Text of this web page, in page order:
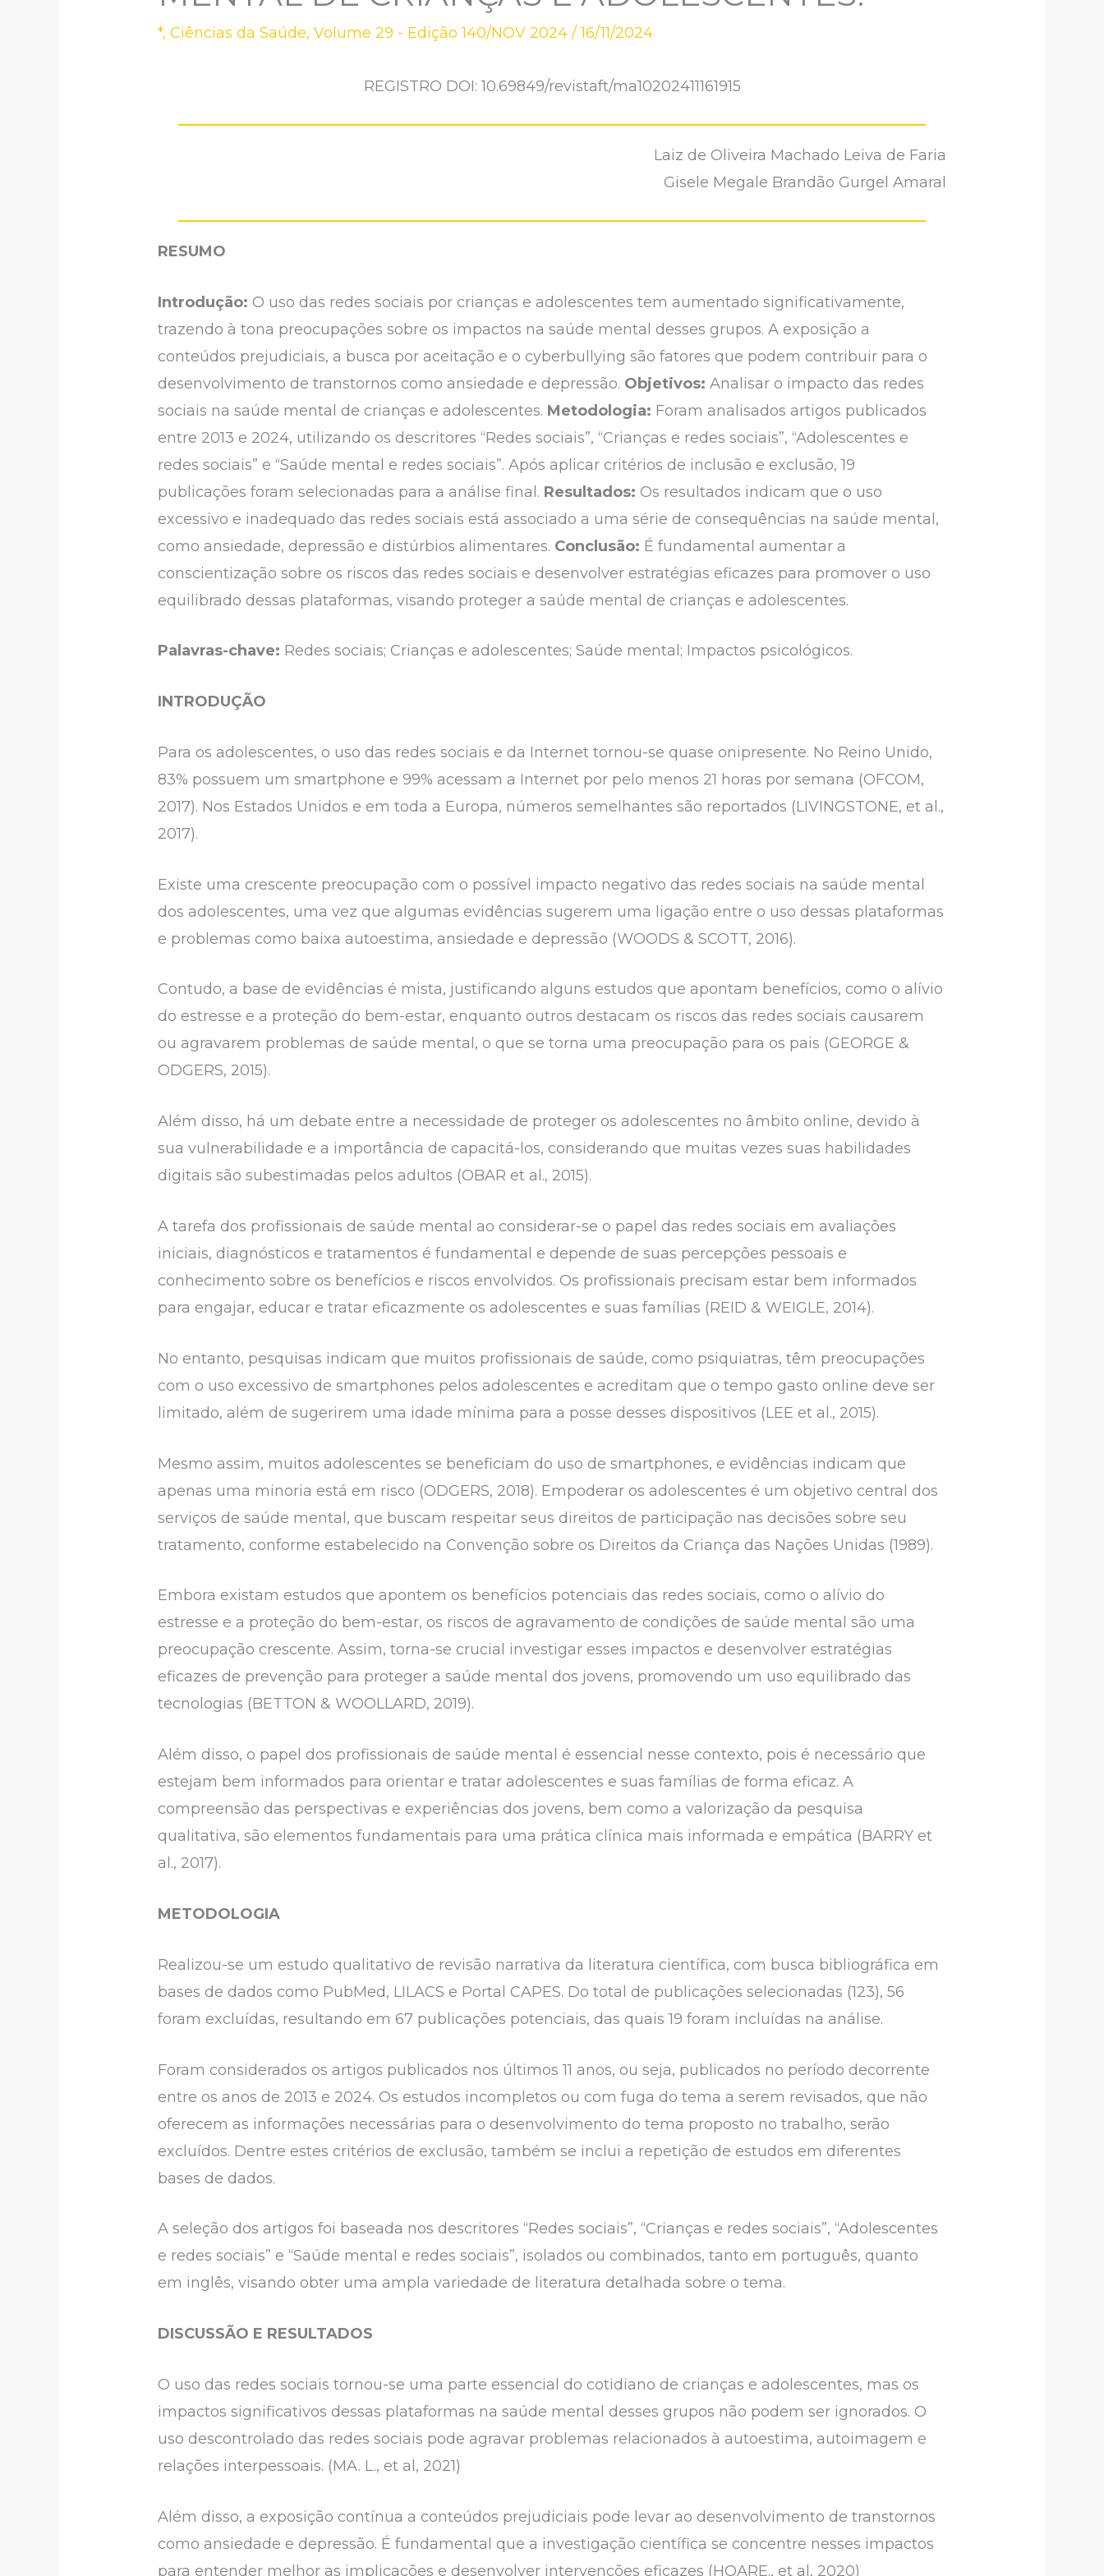
*,Ciências da Saúde,Volume 29 - Edição 140/NOV 2024 /16/11/2024
REGISTRO DOI: 10.69849/revistaft/ma10202411161915
Laiz de Oliveira Machado Leiva de Faria
Gisele Megale Brandão Gurgel Amaral
RESUMO
Introdução:O uso das redes sociais por crianças e adolescentes tem aumentado significativamente,
trazendo à tona preocupações sobre os impactos na saúde mental desses grupos. A exposição a
conteúdos prejudiciais, a busca por aceitação e o cyberbullying são fatores que podem contribuir para o
desenvolvimento de transtornos como ansiedade e depressão. Objetivos:Analisar o impacto das redes
sociais na saúde mental de crianças e adolescentes. Metodologia: Foram analisados artigos publicados
entre 2013 e 2024, utilizando os descritores “Redes sociais”, “Crianças e redes sociais”, “Adolescentes e
redes sociais” e “Saúde mental e redes sociais”. Após aplicar critérios de inclusão e exclusão, 19
publicações foram selecionadas para a análise final. Resultados:Os resultados indicam que o uso
excessivo e inadequado das redes sociais está associado a uma série de consequências na saúde mental,
como ansiedade, depressão e distúrbios alimentares. Conclusão: É fundamental aumentar a
conscientização sobre os riscos das redes sociais e desenvolver estratégias eficazes para promover o uso
equilibrado dessas plataformas, visando proteger a saúde mental de crianças e adolescentes.
Palavras-chave: Redes sociais; Crianças e adolescentes; Saúde mental; Impactos psicológicos.
INTRODUÇÃO
Para os adolescentes, o uso das redes sociais e da Internet tornou-se quase onipresente. No Reino Unido,
83% possuem um smartphone e 99% acessam a Internet por pelo menos 21 horas por semana (OFCOM,
2017). Nos Estados Unidos e em toda a Europa, números semelhantes são reportados (LIVINGSTONE, et al.,
2017).
Existe uma crescente preocupação com o possível impacto negativo das redes sociais na saúde mental
dos adolescentes, uma vez que algumas evidências sugerem uma ligação entre o uso dessas plataformas
e problemas como baixa autoestima, ansiedade e depressão (WOODS & SCOTT, 2016).
Contudo, a base de evidências é mista, justificando alguns estudos que apontam benefícios, como o alívio
do estresse e a proteção do bem-estar, enquanto outros destacam os riscos das redes sociais causarem
ou agravarem problemas de saúde mental, o que se torna uma preocupação para os pais (GEORGE &
ODGERS, 2015).
Além disso, há um debate entre a necessidade de proteger os adolescentes no âmbito online, devido à
sua vulnerabilidade e a importância de capacitá-los, considerando que muitas vezes suas habilidades
digitais são subestimadas pelos adultos (OBAR et al., 2015).
A tarefa dos profissionais de saúde mental ao considerar-se o papel das redes sociais em avaliações
iniciais, diagnósticos e tratamentos é fundamental e depende de suas percepções pessoais e
conhecimento sobre os benefícios e riscos envolvidos. Os profissionais precisam estar bem informados
para engajar, educar e tratar eficazmente os adolescentes e suas famílias (REID & WEIGLE, 2014).
No entanto, pesquisas indicam que muitos profissionais de saúde, como psiquiatras, têm preocupações
com o uso excessivo de smartphones pelos adolescentes e acreditam que o tempo gasto online deve ser
limitado, além de sugerirem uma idade mínima para a posse desses dispositivos (LEE et al., 2015).
Mesmo assim, muitos adolescentes se beneficiam do uso de smartphones, e evidências indicam que
apenas uma minoria está em risco (ODGERS, 2018). Empoderar os adolescentes é um objetivo central dos
serviços de saúde mental, que buscam respeitar seus direitos de participação nas decisões sobre seu
tratamento, conforme estabelecido na Convenção sobre os Direitos da Criança das Nações Unidas (1989).
Embora existam estudos que apontem os benefícios potenciais das redes sociais, como o alívio do
estresse e a proteção do bem-estar, os riscos de agravamento de condições de saúde mental são uma
preocupação crescente. Assim, torna-se crucial investigar esses impactos e desenvolver estratégias
eficazes de prevenção para proteger a saúde mental dos jovens, promovendo um uso equilibrado das
tecnologias (BETTON & WOOLLARD, 2019).
Além disso, o papel dos profissionais de saúde mental é essencial nesse contexto, pois é necessário que
estejam bem informados para orientar e tratar adolescentes e suas famílias de forma eficaz. A
compreensão das perspectivas e experiências dos jovens, bem como a valorização da pesquisa
qualitativa, são elementos fundamentais para uma prática clínica mais informada e empática (BARRY et
al., 2017).
METODOLOGIA
Realizou-se um estudo qualitativo de revisão narrativa da literatura científica, com busca bibliográfica em
bases de dados como PubMed, LILACS e Portal CAPES. Do total de publicações selecionadas (123), 56
foram excluídas, resultando em 67 publicações potenciais, das quais 19 foram incluídas na análise.
Foram considerados os artigos publicados nos últimos 11 anos, ou seja, publicados no período decorrente
entre os anos de 2013 e 2024. Os estudos incompletos ou com fuga do tema a serem revisados, que não
oferecem as informações necessárias para o desenvolvimento do tema proposto no trabalho, serão
excluídos. Dentre estes critérios de exclusão, também se inclui a repetição de estudos em diferentes
bases de dados.
A seleção dos artigos foi baseada nos descritores “Redes sociais”, “Crianças e redes sociais”, “Adolescentes
e redes sociais” e “Saúde mental e redes sociais”, isolados ou combinados, tanto em português, quanto
em inglês, visando obter uma ampla variedade de literatura detalhada sobre o tema.
DISCUSSÃO E RESULTADOS
O uso das redes sociais tornou-se uma parte essencial do cotidiano de crianças e adolescentes, mas os
impactos significativos dessas plataformas na saúde mental desses grupos não podem ser ignorados. O
uso descontrolado das redes sociais pode agravar problemas relacionados à autoestima, autoimagem e
relações interpessoais. (MA. L., et al, 2021)
Além disso, a exposição contínua a conteúdos prejudiciais pode levar ao desenvolvimento de transtornos
como ansiedade e depressão. É fundamental que a investigação científica se concentre nesses impactos
para entender melhor as implicações e desenvolver intervenções eficazes (HOARE., et al, 2020)